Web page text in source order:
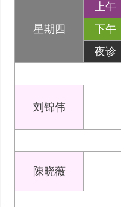
星期四
上午
下午
夜诊
刘锦伟
陳晓薇